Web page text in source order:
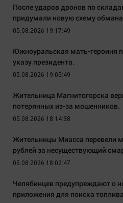
После ударов дронов по
придумали новую схему
05.08.2026 19:17:49
Южноуральская мать-героиня
указу президента.
05.08.2026 19:05:49
Жительница Магнитогорска
потерянных из-за мошенников.
05.08.2026 18:14:38
Жительницы Миасса перевели
рублей за несуществующий
05.08.2026 18:02:47
Челябинцев предупреждают о
приложения для поиска